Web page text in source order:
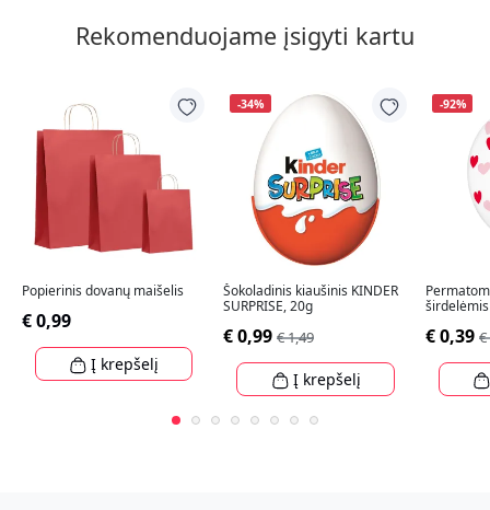
Rekomenduojame įsigyti kartu
Popierinis dovanų maišelis
€ 0,99
Į krepšelį
-34%
Šokoladinis kiaušinis KINDER
SURPRISE, 20g
€ 0,99 € 1,49
Į krepšelį
-92%
€ 0,39 €